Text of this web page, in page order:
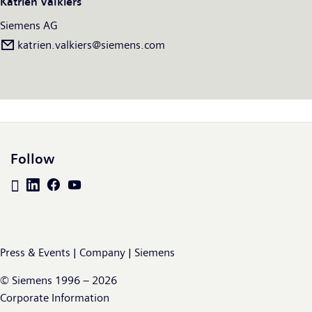
Siemens AG
katrien.valkiers@siemens.com
Follow
Press & Events | Company | Siemens
© Siemens 1996 – 2026
Corporate Information